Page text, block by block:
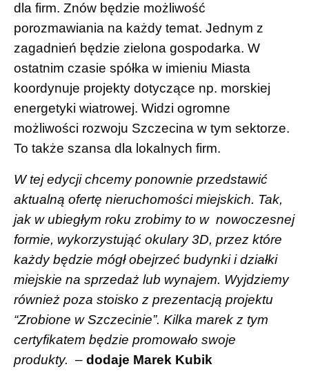
dla firm. Znów będzie możliwość
porozmawiania na każdy temat. Jednym z
zagadnień będzie zielona gospodarka. W
ostatnim czasie spółka w imieniu Miasta
koordynuje projekty dotyczące np. morskiej
energetyki wiatrowej. Widzi ogromne
możliwości rozwoju Szczecina w tym sektorze.
To także szansa dla lokalnych firm.
W tej edycji chcemy ponownie przedstawić
aktualną ofertę nieruchomości miejskich. Tak,
jak w ubiegłym roku zrobimy to w nowoczesnej
formie, wykorzystująć okulary 3D, przez które
każdy będzie mógł obejrzeć budynki i działki
miejskie na sprzedaż lub wynajem. Wyjdziemy
również poza stoisko z prezentacją projektu
“Zrobione w Szczecinie”. Kilka marek z tym
certyfikatem będzie promowało swoje
produkty. – dodaje Marek Kubik